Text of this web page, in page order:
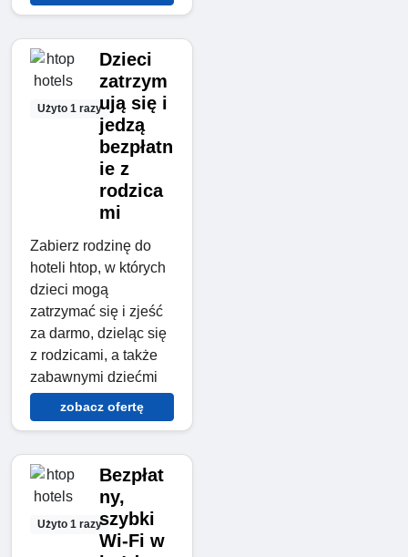
Użyto 1 razy
Dzieci
zatrzym
ują się i
jedzą
bezpłatn
ie z
rodzica
mi
Zabierz rodzinę do
hoteli htop, w których
dzieci mogą
zatrzymać się i zjeść
za darmo, dzieląc się
z rodzicami, a także
zabawnymi dziećmi
zobacz ofertę
Użyto 1 razy
Bezpłat
ny,
szybki
Wi-Fi w